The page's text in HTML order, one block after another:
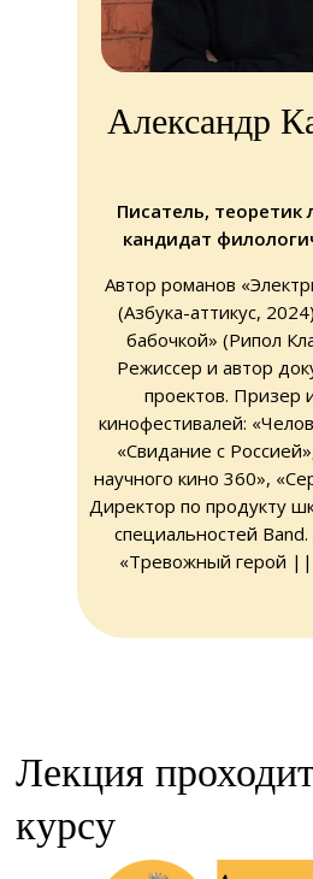
Александр
Автор романов
(Азбука-аттикус,
бабочкой» (Рипол
Режиссер и автор
проектов. Призер
кинофестивалей:
«Свидание с
научного кино 360»,
Директор по продукту
специальностей Band.
«Тревожный герой ||
Писатель, теоретик
кандидат
Лекция
курсу